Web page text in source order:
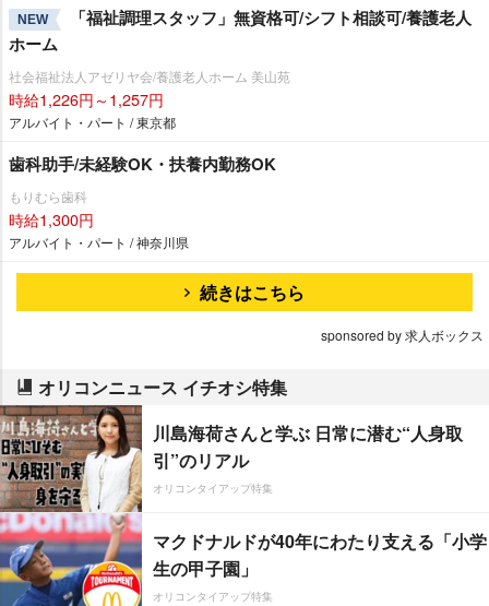
NEW
「福祉調理スタッフ」無資格可/シフト相談可/養護老人
ホーム
社会福祉法人アゼリヤ会/養護老人ホーム 美山苑
時給1,226円～1,257円
アルバイト・パート / 東京都
歯科助手/未経験OK・扶養内勤務OK
もりむら歯科
時給1,300円
アルバイト・パート / 神奈川県
続きはこちら
sponsored by 求人ボックス
オリコンニュース イチオシ特集
川島海荷さんと学ぶ 日常に潜む“人身取
引”のリアル
オリコンタイアップ特集
マクドナルドが40年にわたり支える「小学
生の甲子園」
オリコンタイアップ特集